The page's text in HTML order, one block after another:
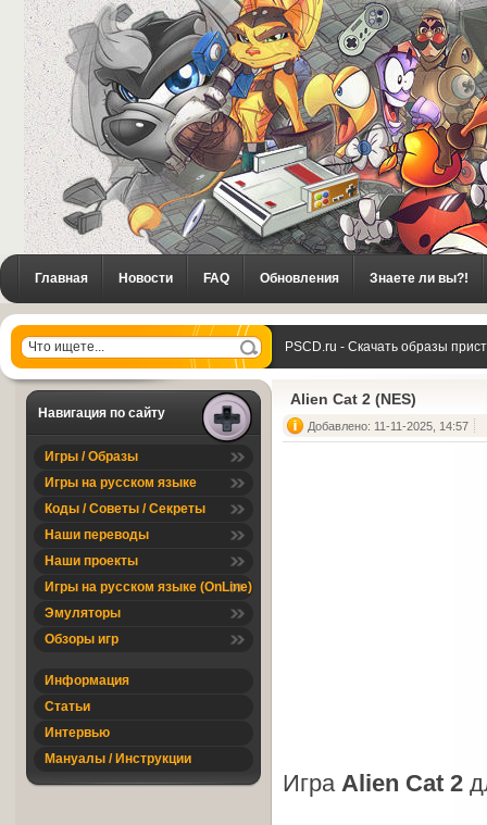
Главная Новости FAQ Обновления Знаете ли вы?!
PSCD.ru - Скачать образы
Навигация по сайту
Игры / Образы
Игры на русском языке
Коды / Советы / Секреты
Наши переводы
Наши проекты
Игры на русском языке (OnLine)
Эмуляторы
Обзоры игр
Информация
Статьи
Интервью
Мануалы / Инструкции
Alien Cat 2 (NES)
Добавлено: 11-11-2025, 14:57
Игра Alien Cat 2